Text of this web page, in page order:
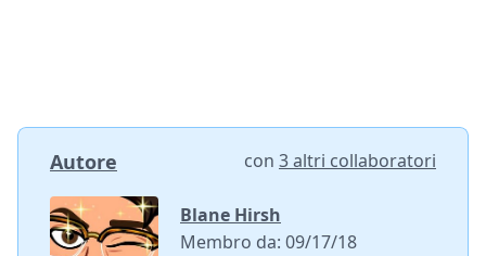
Autore con 3 altri collaboratori
Blane Hirsh
Membro da: 09/17/18